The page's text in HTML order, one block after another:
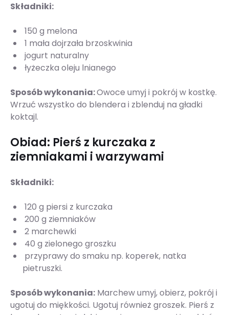
Składniki:
150 g melona
1 mała dojrzała brzoskwinia
jogurt naturalny
łyżeczka oleju lnianego
Sposób wykonania:Owoce umyj i pokrój w kostkę.
Wrzuć wszystko do blendera i zblenduj na gładki
koktajl.
Obiad: Pierś z kurczaka z
ziemniakami i warzywami
Składniki:
120 g piersi z kurczaka
200 g ziemniaków
2 marchewki
40 g zielonego groszku
przyprawy do smaku np. koperek, natka
pietruszki.
Sposób wykonania: Marchew umyj, obierz, pokrój i
ugotuj do miękkości. Ugotuj również groszek. Pierś z